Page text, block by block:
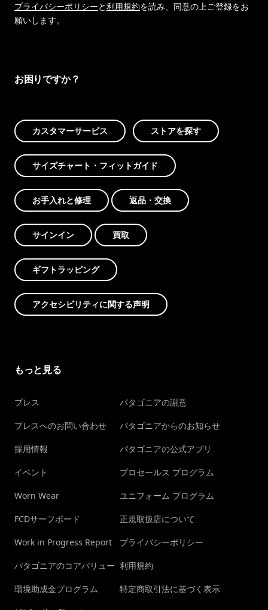
プライバシーポリシーと利用規約を読み、同意の上ご登録をお
願いします。
お困りですか？
カスタマーサービス ストアを探す
サイズチャート・フィットガイド
お手入れと修理 返品・交換
サインイン 買取
ギフトラッピング
アクセシビリティに関する声明
もっと見る
プレス
プレスへのお問い合わせ
採用情報
イベント
Worn Wear
FCDサーフボード
Work in Progress Report
パタゴニアのコアバリュー
環境助成金プログラム
パタゴニアの謝意
パタゴニアからのお知らせ
パタゴニアの公式アプリ
プロセールス プログラム
ユニフォーム プログラム
正規取扱店について
プライバシーポリシー
利用規約
特定商取引法に基づく表示